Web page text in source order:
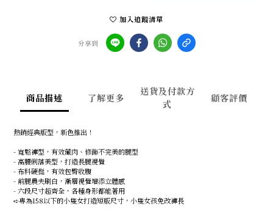
加入追蹤清單
分享到
商品描述 了解更多
送貨及付款方
式
顧客評價
熱銷經典版型，新色推出！
- 寬鬆褲型，有效藏肉、修飾不完美的腿型
- 高腰俐落美型，打造長腿視覺
- 布料硬挺，有效包臀收腹
- 前腿農夫刷白，漸層視覺增添立體感
- 六段尺寸超齊全，各種身形都能著用
➪專為158以下的小隻女打造短版尺寸，小隻女孩免改褲長